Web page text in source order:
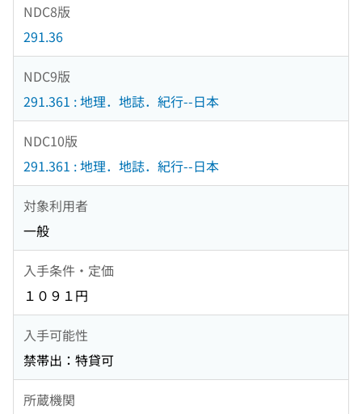
NDC8版
291.36
NDC9版
291.361 : 地理．地誌．紀行--日本
NDC10版
291.361 : 地理．地誌．紀行--日本
対象利用者
一般
入手条件・定価
１０９１円
入手可能性
禁帯出：特貸可
所蔵機関